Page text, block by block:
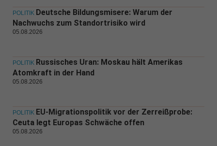
POLITIK Deutsche Bildungsmisere: Warum der
Nachwuchs zum Standortrisiko wird
05.08.2026
POLITIK Russisches Uran: Moskau hält Amerikas
Atomkraft in der Hand
05.08.2026
POLITIK EU-Migrationspolitik vor der Zerreißprobe:
Ceuta legt Europas Schwäche offen
05.08.2026